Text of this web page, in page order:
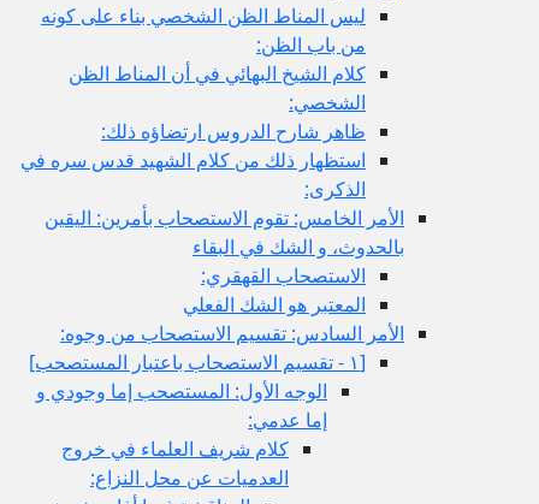
ليس المناط الظن الشخصي بناء على كونه
من باب الظن:
كلام الشيخ البهائي في أن المناط الظن
الشخصي:
ظاهر شارح الدروس ارتضاؤه ذلك:
استظهار ذلك من كلام الشهيد قدس سره في
الذكرى:
الأمر الخامس: تقوم الاستصحاب بأمرين: اليقين
بالحدوث، و الشك في البقاء
الاستصحاب القهقري:
المعتبر هو الشك الفعلي
الأمر السادس: تقسيم الاستصحاب من وجوه:
[١ - تقسيم الاستصحاب باعتبار المستصحب‏]
الوجه الأول: المستصحب إما وجودي و
إما عدمي:
كلام شريف العلماء في خروج
العدميات عن محل النزاع: